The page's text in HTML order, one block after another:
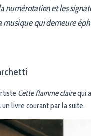
numérotation et les
qui demeure
Cette flamme clairequi
un livre courant par la suite.